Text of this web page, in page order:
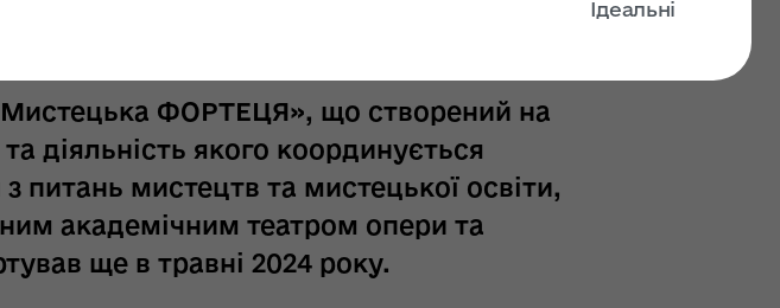
ФОРТЕЦЯ», що створений на
діяльність якого координується
питань мистецтв та мистецької освіти,
академічним театром опери та
ще в травні 2024 року.